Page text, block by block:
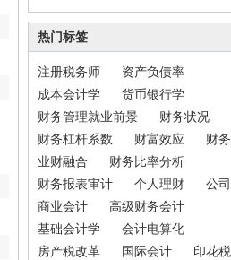
热门标签
注册税务师
资产负债率
成本会计学
货币银行学
财务管理就业前景
财务状况
财务杠杆系数
财富效应
财
业财融合
财务比率分析
财务报表审计
个人理财
公
商业会计
高级财务会计
基础会计学
会计电算化
房产税改革
国际会计
印花税